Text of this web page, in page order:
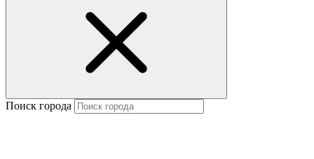
Поиск города